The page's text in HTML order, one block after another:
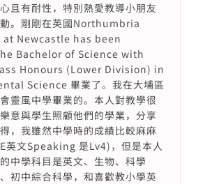
且有耐性，特別熱愛教導小朋友
。剛剛在英國Northumbria
Newcastle has been
Bachelor of Science with
Honours (Lower Division) in
Science 畢業了。我在大埔區
靈風中學畢業的。本人對教學很
意與學生照顧他們的學業，分享
，我雖然中學時的成績比較麻麻
英文Speaking 是Lv4)，但是本人
中學科目是英文、生物、科學
初中綜合科學，和喜歡教小學英